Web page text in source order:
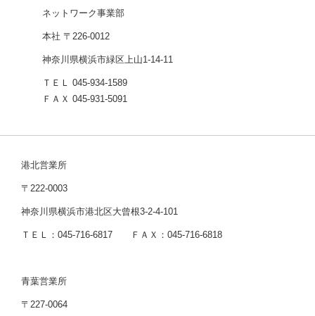
ネットワーク事業部
本社 〒226-0012
神奈川県横浜市緑区上山1-14-11
ＴＥＬ 045-934-1589
ＦＡＸ 045-931-5091
港北営業所
〒222-0003
神奈川県横浜市港北区大曾根3-2-4-101
ＴＥＬ：045-716-6817 ＦＡＸ：045-716-6818
青葉営業所
〒227-0064